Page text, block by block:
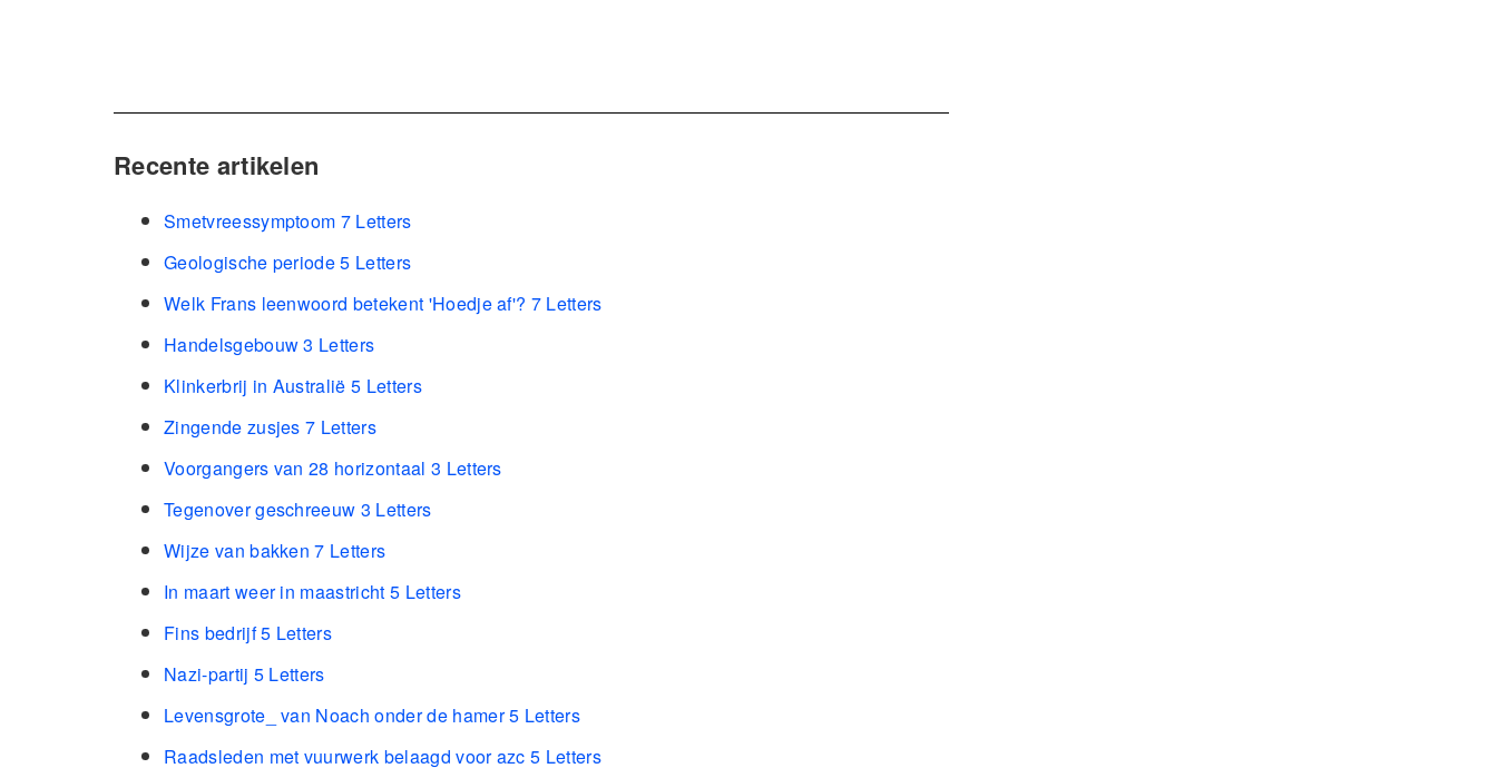
Recente artikelen
Smetvreessymptoom 7 Letters
Geologische periode 5 Letters
Welk Frans leenwoord betekent 'Hoedje af'? 7 Letters
Handelsgebouw 3 Letters
Klinkerbrij in Australië 5 Letters
Zingende zusjes 7 Letters
Voorgangers van 28 horizontaal 3 Letters
Tegenover geschreeuw 3 Letters
Wijze van bakken 7 Letters
In maart weer in maastricht 5 Letters
Fins bedrijf 5 Letters
Nazi-partij 5 Letters
Levensgrote_ van Noach onder de hamer 5 Letters
Raadsleden met vuurwerk belaagd voor azc 5 Letters